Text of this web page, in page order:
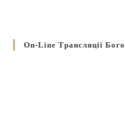
On-Line Трансляції